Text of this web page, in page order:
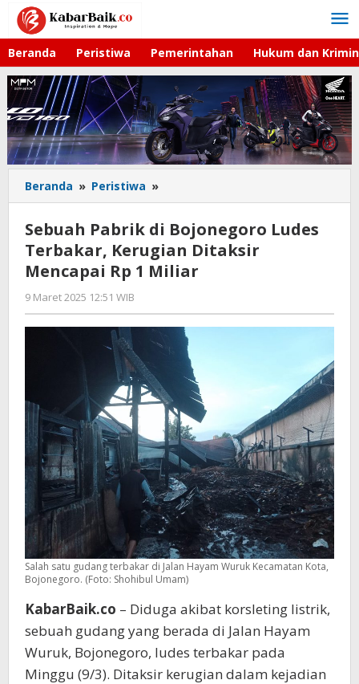
Lewati
konten
Beranda Peristiwa Pemerintahan Hukum dan
Beranda » Peristiwa »
Pabrik
di
Bojonegoro
Ludes
Terbakar,
Rp
Miliar
Sebuah Pabrik di Bojonegoro Ludes
Terbakar, Kerugian Ditaksir
Mencapai Rp 1 Miliar
9 Maret 2025 12:51 WIB
Faisal
Salah satu gudang terbakar di Jalan Hayam Wuruk Kecamatan Kota,
Bojonegoro. (Foto: Shohibul Umam)
KabarBaik.co – Diduga akibat korsleting listrik,
sebuah gudang yang berada di Jalan Hayam
Wuruk, Bojonegoro, ludes terbakar pada
Minggu (9/3). Ditaksir kerugian dalam kejadian